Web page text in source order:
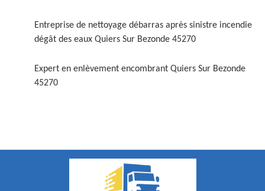
Entreprise de nettoyage débarras après sinistre incendie
dégât des eaux Quiers Sur Bezonde 45270
Expert en enlèvement encombrant Quiers Sur Bezonde
45270